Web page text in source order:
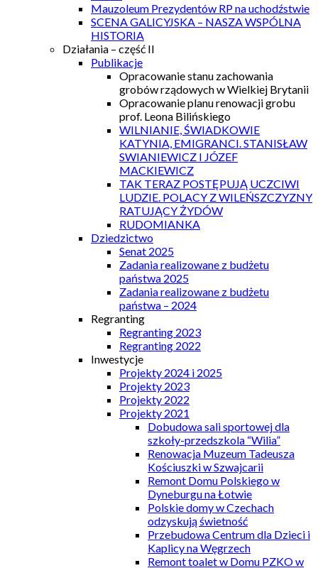
Mauzoleum Prezydentów RP na uchodźstwie
SCENA GALICYJSKA – NASZA WSPÓLNA
HISTORIA
Działania – część II
Publikacje
Opracowanie stanu zachowania
grobów rządowych w Wielkiej Brytanii
Opracowanie planu renowacji grobu
prof. Leona Bilińskiego
WILNIANIE, ŚWIADKOWIE
KATYNIA, EMIGRANCI. STANISŁAW
SWIANIEWICZ I JÓZEF
MACKIEWICZ
TAK TERAZ POSTĘPUJĄ UCZCIWI
LUDZIE. POLACY Z WILEŃSZCZYZNY
RATUJĄCY ŻYDÓW
RUDOMIANKA
Dziedzictwo
Senat 2025
Zadania realizowane z budżetu
państwa 2025
Zadania realizowane z budżetu
państwa – 2024
Regranting
Regranting 2023
Regranting 2022
Inwestycje
Projekty 2024 i 2025
Projekty 2023
Projekty 2022
Projekty 2021
Dobudowa sali sportowej dla
szkoły-przedszkola “Wilia”
Renowacja Muzeum Tadeusza
Kościuszki w Szwajcarii
Remont Domu Polskiego w
Dyneburgu na Łotwie
Polskie domy w Czechach
odzyskują świetność
Przebudowa Centrum dla Dzieci i
Kaplicy na Węgrzech
Remont toalet w Domu PZKO w